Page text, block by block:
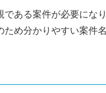
ある案件が必要にな
め分かりやすい案件